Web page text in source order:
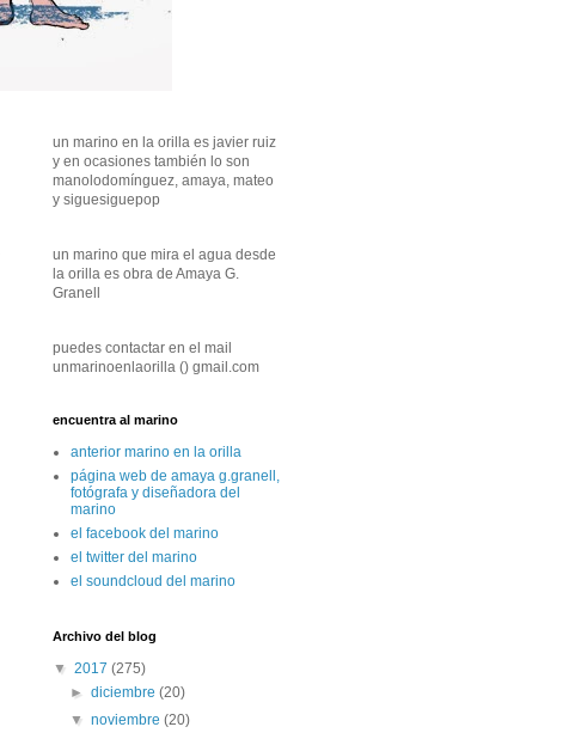
un marino en la orilla es javier ruiz
y en ocasiones también lo son
manolodomínguez, amaya, mateo
y siguesiguepop
un marino que mira el agua desde
la orilla es obra de Amaya G.
Granell
puedes contactar en el mail
unmarinoenlaorilla () gmail.com
encuentra al marino
anterior marino en la orilla
página web de amaya g.granell,
fotógrafa y diseñadora del
marino
el facebook del marino
el twitter del marino
el soundcloud del marino
Archivo del blog
▼ 2017 (275)
►diciembre(20)
▼noviembre(20)